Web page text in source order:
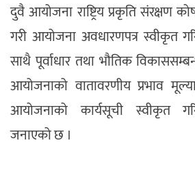
दुवै आयोजना राष्ट्रिय प्रकृति संरक्षण
गरी आयोजना अवधारणपत्र स्वीकृत
साथै पूर्वाधार तथा भौतिक
आयोजनाको वातावरणीय प्रभाव
आयोजनाको कार्यसूची स्वीकृत
जनाएको छ ।